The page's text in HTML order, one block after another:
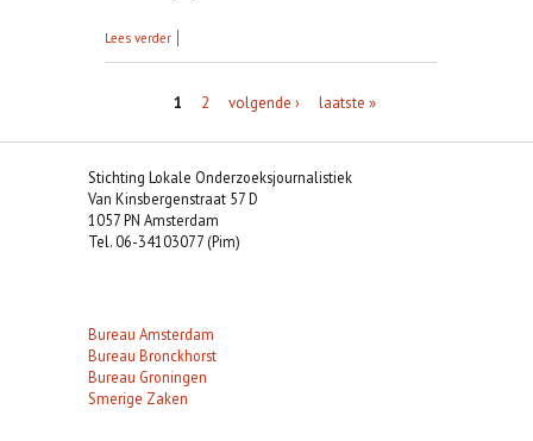
Lees verder over Pilot project I: het buurthuisonderzoek
1 2 volgende › laatste »
Stichting Lokale Onderzoeksjournalistiek
Van Kinsbergenstraat 57 D
1057 PN Amsterdam
Tel. 06-34103077 (Pim)
Bureau Amsterdam
Bureau Bronckhorst
Bureau Groningen
Smerige Zaken